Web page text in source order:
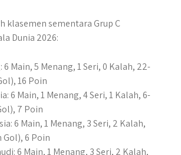
klasemen sementara Grup C
Dunia 2026:
6 Main, 5 Menang, 1 Seri, 0 Kalah, 22-
16 Poin
6 Main, 1 Menang, 4 Seri, 1 Kalah, 6-
7 Poin
6 Main, 1 Menang, 3 Seri, 2 Kalah,
Gol), 6 Poin
6 Main, 1 Menang, 3 Seri, 2 Kalah,